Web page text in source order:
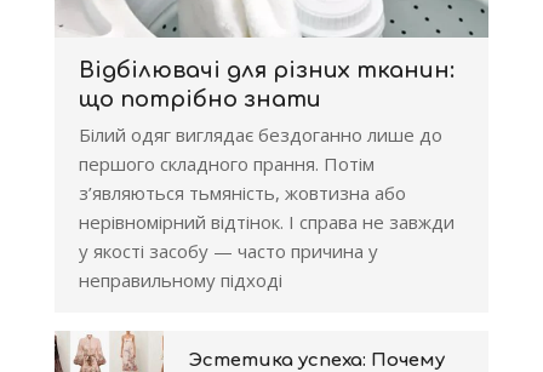
Відбілювачі для різних тканин:
що потрібно знати
Білий одяг виглядає бездоганно лише до
першого складного прання. Потім
з’являються тьмяність, жовтизна або
нерівномірний відтінок. І справа не завжди
у якості засобу — часто причина у
неправильному підході
Эстетика успеха: Почему